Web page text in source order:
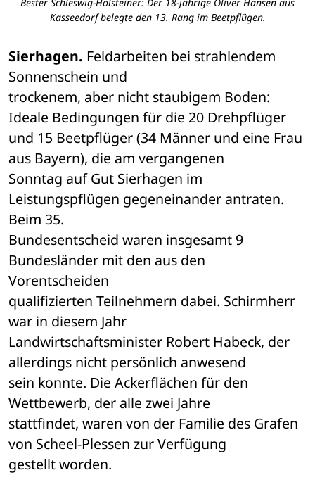
Kasseedorf belegte den 13. Rang im Beetpflügen.
Sierhagen. Feldarbeiten bei strahlendem
Sonnenschein und
trockenem, aber nicht staubigem Boden:
Ideale Bedingungen für die 20 Drehpflüger
und 15 Beetpflüger (34 Männer und eine Frau
aus Bayern), die am vergangenen
Sonntag auf Gut Sierhagen im
Leistungspflügen gegeneinander antraten.
Beim 35.
Bundesentscheid waren insgesamt 9
Bundesländer mit den aus den
Vorentscheiden
qualifizierten Teilnehmern dabei. Schirmherr
war in diesem Jahr
Landwirtschaftsminister Robert Habeck, der
allerdings nicht persönlich anwesend
sein konnte. Die Ackerflächen für den
Wettbewerb, der alle zwei Jahre
stattfindet, waren von der Familie des Grafen
von Scheel-Plessen zur Verfügung
gestellt worden.